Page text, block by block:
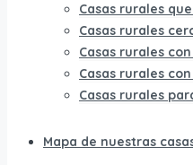
Casas rurales
Casas rurales
Casas rurales
Casas rurales
Casas rurales
Mapa de nuestras